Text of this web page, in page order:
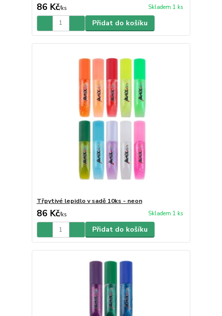
86 Kč/ks Skladem 1 ks
Přidat do košíku
Třpytivé lepidlo v sadě 10ks - neon
86 Kč/ks Skladem 1 ks
Přidat do košíku